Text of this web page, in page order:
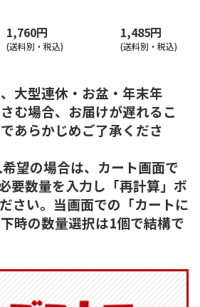
1,760円
(送料別・税込)
1,485円
(送料別・税込)
大型連休・お盆・年末年
む場合、お届けが遅れるこ
あらかじめご了承くださ
望の場合は、カート画面で
要数量を入力し「再計算」ボ
さい。当画面での「カートに
時の数量選択は1個で結構で